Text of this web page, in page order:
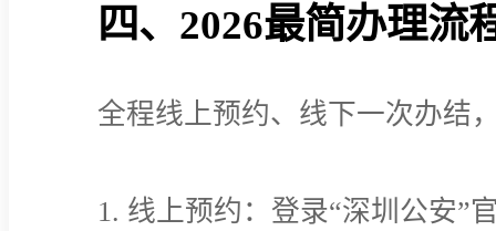
四、2026最简办理流
全程线上预约、线下一次办结
1. 线上预约：登录“深圳公安”